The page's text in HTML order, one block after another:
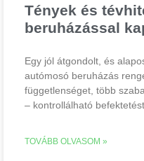
Tények és
beruházással
Egy jól átgondolt, és
autómosó beruházás
függetlenséget, több
– kontrollálható
TOVÁBB OLVASOM »